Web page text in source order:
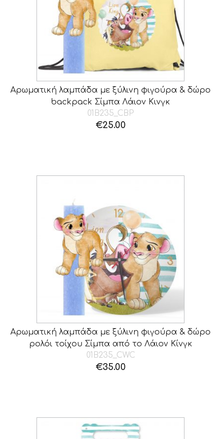
Αρωματική λαμπάδα με ξύλινη φιγούρα & δώρο
backpack Σίμπα Λάιον Κινγκ
01B235_CBP
€25.00
Αρωματική λαμπάδα με ξύλινη φιγούρα & δώρο
ρολόι τοίχου Σίμπα από το Λάιον Κίνγκ
01B235_CWC
€35.00